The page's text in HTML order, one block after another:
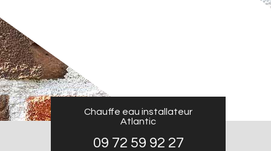
Chauffe eau installateur
Atlantic
09 72 59 92 27